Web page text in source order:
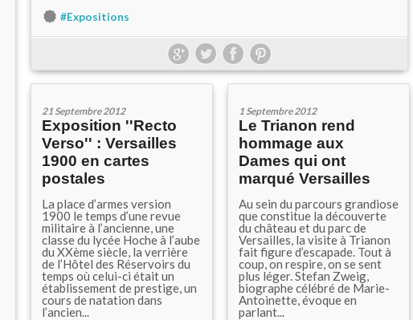
#Expositions
21 Septembre 2012
Exposition ''Recto
Verso'' : Versailles
1900 en cartes
postales
La place d’armes version
1900 le temps d’une revue
militaire à l’ancienne, une
classe du lycée Hoche à l’aube
du XXème siècle, la verrière
de l’Hôtel des Réservoirs du
temps où celui-ci était un
établissement de prestige, un
cours de natation dans
l’ancien...
1 Septembre 2012
Le Trianon rend
hommage aux
Dames qui ont
marqué Versailles
Au sein du parcours grandiose
que constitue la découverte
du château et du parc de
Versailles, la visite à Trianon
fait figure d’escapade. Tout à
coup, on respire, on se sent
plus léger. Stefan Zweig,
biographe célébré de Marie-
Antoinette, évoque en
parlant...